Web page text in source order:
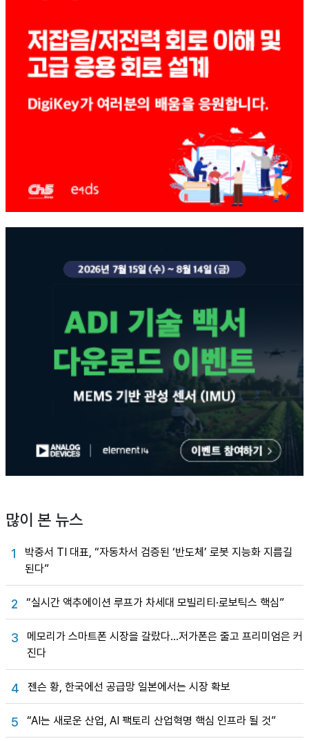
많이 본 뉴스
1
박중서 TI 대표, “자동차서 검증된 ‘반도체’ 로봇 지능화 지름길
된다”
2 “실시간 액추에이션 루프가 차세대 모빌리티·로보틱스 핵심”
3
메모리가 스마트폰 시장을 갈랐다…저가폰은 줄고 프리미엄은 커
진다
4 젠슨 황, 한국에선 공급망 일본에서는 시장 확보
5 “AI는 새로운 산업, AI 팩토리 산업혁명 핵심 인프라 될 것”